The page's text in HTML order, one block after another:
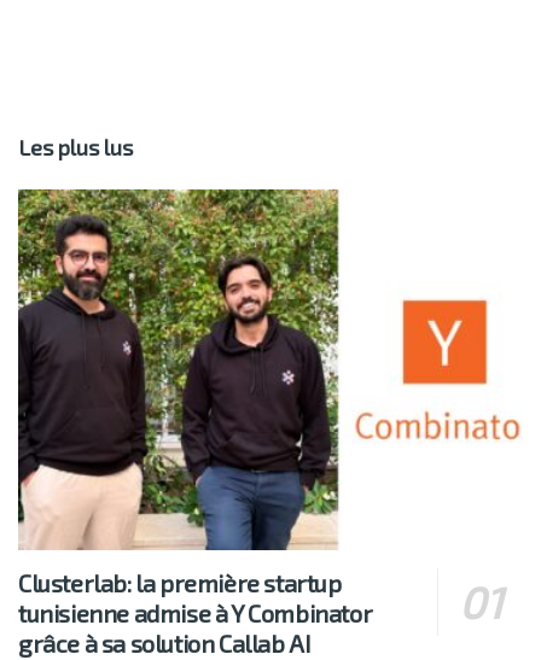
Les plus lus
Clusterlab: la première startup
tunisienne admise à Y Combinator
grâce à sa solution Callab AI